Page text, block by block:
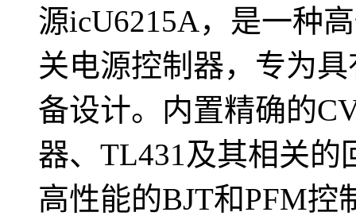
源icU6215A，是一种
关电源控制器，专为
备设计。内置精确的
器、TL431及其相关
高性能的BJT和PFM